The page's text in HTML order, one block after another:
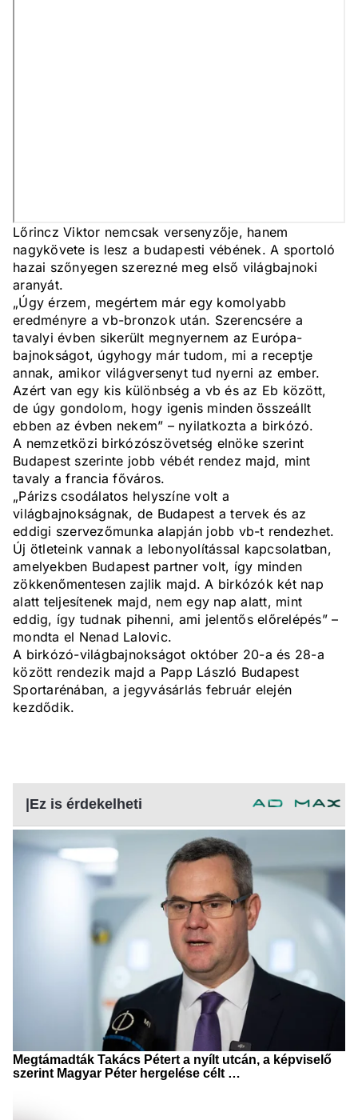
Lőrincz Viktor nemcsak versenyzője, hanem
nagykövete is lesz a budapesti vébének. A sportoló
hazai szőnyegen szerezné meg első világbajnoki
aranyát.
„Úgy érzem, megértem már egy komolyabb
eredményre a vb-bronzok után. Szerencsére a
tavalyi évben sikerült megnyernem az Európa-
bajnokságot, úgyhogy már tudom, mi a receptje
annak, amikor világversenyt tud nyerni az ember.
Azért van egy kis különbség a vb és az Eb között,
de úgy gondolom, hogy igenis minden összeállt
ebben az évben nekem” – nyilatkozta a birkózó.
A nemzetközi birkózószövetség elnöke szerint
Budapest szerinte jobb vébét rendez majd, mint
tavaly a francia főváros.
„Párizs csodálatos helyszíne volt a
világbajnokságnak, de Budapest a tervek és az
eddigi szervezőmunka alapján jobb vb-t rendezhet.
Új ötleteink vannak a lebonyolítással kapcsolatban,
amelyekben Budapest partner volt, így minden
zökkenőmentesen zajlik majd. A birkózók két nap
alatt teljesítenek majd, nem egy nap alatt, mint
eddig, így tudnak pihenni, ami jelentős előrelépés” –
mondta el Nenad Lalovic.
A birkózó-világbajnokságot október 20-a és 28-a
között rendezik majd a Papp László Budapest
Sportarénában, a jegyvásárlás február elején
kezdődik.